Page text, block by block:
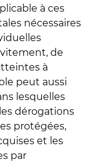
à ces
nécessaires
de
à
peut aussi
lesquelles
dérogations
protégées,
et les
par